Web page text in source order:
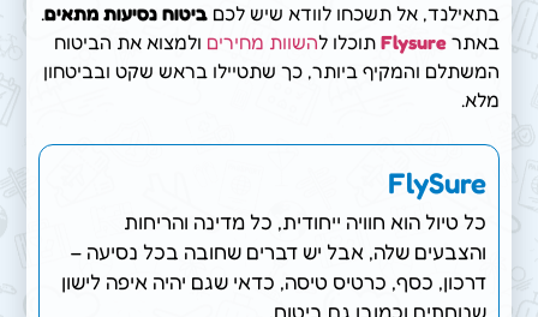
בתאילנד, אל תשכחו לוודא שיש לכםביטוח נסיעות מתאים.
באתרFlysure תוכלו להשוות מחירים ולמצוא את הביטוח
המשתלם והמקיף ביותר, כך שתטיילו בראש שקט ובביטחון
מלא.
FlySure
כל טיול הוא חוויה ייחודית, כל מדינה והריחות
והצבעים שלה, אבל יש דברים שחובה בכל נסיעה –
דרכון, כסף, כרטיס טיסה, כדאי שגם יהיה איפה לישון
שנוחתים וכמובן גם ביטוח.